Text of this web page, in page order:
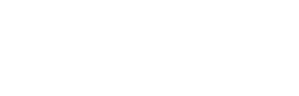
eu comentar.